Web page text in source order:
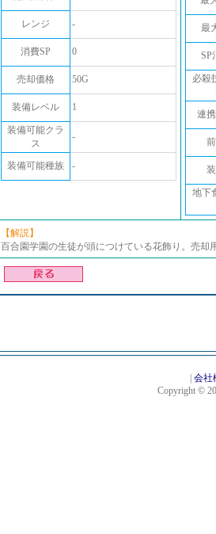
レンジ -
消費SP 0
売却価格 50G
装備レベル 1
装備可能クラ
ス
-
装備可能種族 -
最
SP
必殺
連
地下
【解説】
百合園学園の生徒が頭につけている花飾り。売却
会社
Copyright ©